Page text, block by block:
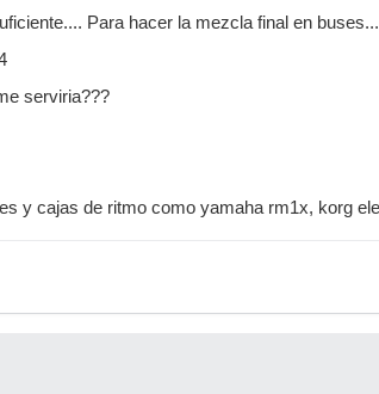
Para hacer la mezcla final en
serviria???
y cajas de ritmo como yamaha rm1x, korg